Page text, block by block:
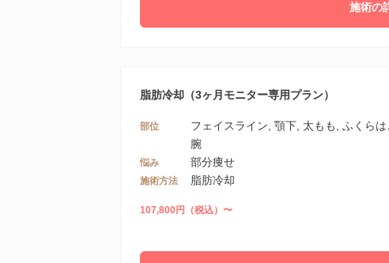
施術の
脂肪冷却（3ヶ月モニター専用プラン）
部位
フェイスライン, 顎下, 太もも, ふくら
腕
悩み 部分痩せ
施術方法 脂肪冷却
107,800円（税込）〜